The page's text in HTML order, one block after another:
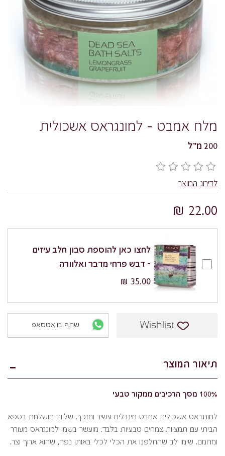
מלח אמבט - למונגראס אשכולית
200 מ"ל
לדירוג המוצר
22.00 ₪
לחצו כאן להוספת סבון חלב עיזים
- דבש פרחי מדבר ואלוורה
35.00 ₪
Wishlist שתף בוואטסאפ
תיאור המוצר
100% מסך הרכיבים ממקור טבעי
למונגראס אשכולית אמבט מינרלים עשיר ומזכך. שלווה מושלמת בספא
הביתי עם תמציות צמחים טבעיות בלבד. מועשר בשמן למונגראס מעורר
ומרומם. שימו לב שהחלפנו את הכלי לכלי באותו נפח, שהוא ארוך וצר.